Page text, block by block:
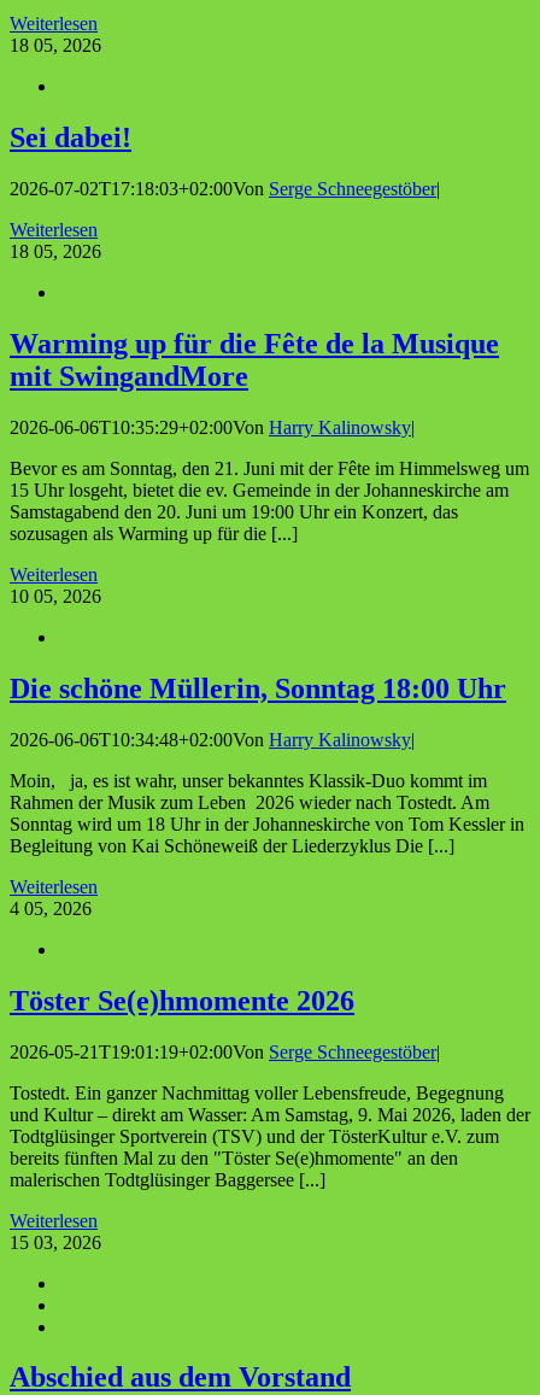
Weiterlesen
18 05, 2026
Sei dabei!
2026-07-02T17:18:03+02:00Von Serge Schneegestöber|
Weiterlesen
18 05, 2026
Warm­ing up für die Fête de la Musi­que
mit SwingandMore
2026-06-06T10:35:29+02:00Von Harry Kalinowsky|
Bevor es am Sonntag, den 21. Juni mit der Fête im Himmelsweg um
15 Uhr losgeht, bietet die ev. Gemeinde in der Johanneskirche am
Samstagabend den 20. Juni um 19:00 Uhr ein Konzert, das
sozusagen als Warming up für die [...]
Weiterlesen
10 05, 2026
Die schö­ne Mül­le­rin, Sonn­tag 18:00 Uhr
2026-06-06T10:34:48+02:00Von Harry Kalinowsky|
Moin, ja, es ist wahr, unser bekanntes Klassik-Duo kommt im
Rahmen der Musik zum Leben 2026 wieder nach Tostedt. Am
Sonntag wird um 18 Uhr in der Johanneskirche von Tom Kessler in
Begleitung von Kai Schöneweiß der Liederzyklus Die [...]
Weiterlesen
4 05, 2026
Tös­ter Se(e)hmomente 2026
2026-05-21T19:01:19+02:00Von Serge Schneegestöber|
Tostedt. Ein ganzer Nachmittag voller Lebensfreude, Begegnung
und Kultur – direkt am Wasser: Am Samstag, 9. Mai 2026, laden der
Todtglüsinger Sportverein (TSV) und der TösterKultur e.V. zum
bereits fünften Mal zu den "Töster Se(e)hmomente" an den
malerischen Todtglüsinger Baggersee [...]
Weiterlesen
15 03, 2026
Abschied aus dem Vorstand